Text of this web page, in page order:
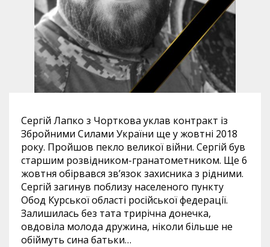
Сергій Лапко з Чорткова уклав контракт із
Збройними Силами України ще у жовтні 2018
року. Пройшов пекло великої війни. Сергій був
старшим розвідником-гранатометником. Ще 6
жовтня обірвався зв’язок захисника з рідними.
Сергій загинув поблизу населеного пункту
Обод Курської області російської федерації.
Залишилась без тата трирічна донечка,
овдовіла молода дружина, ніколи більше не
обіймуть сина батьки…